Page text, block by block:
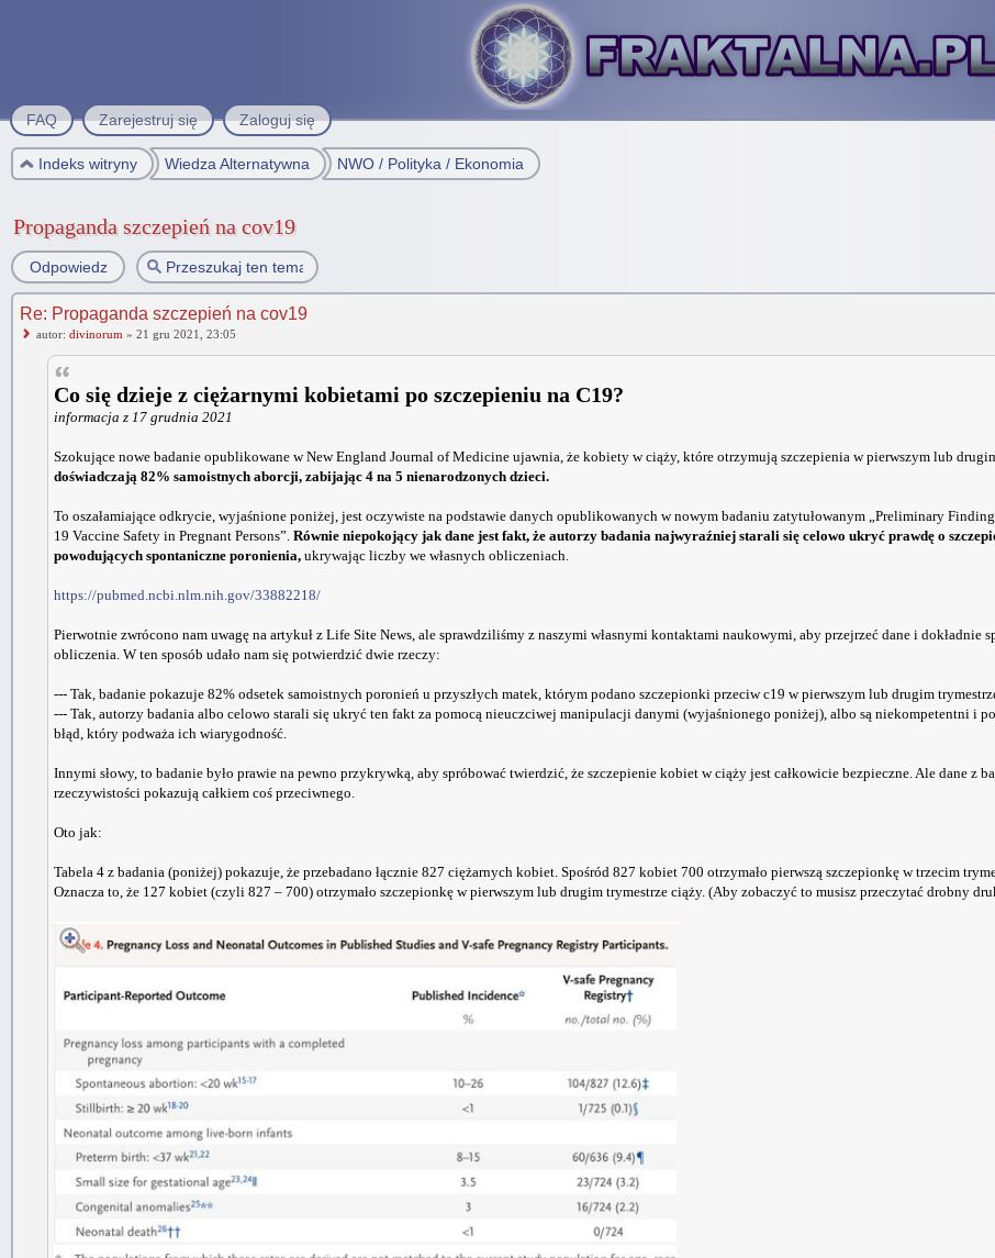
FAQ Zarejestruj się Zaloguj się
Indeks witryny Wiedza Alternatywna NWO / Polityka / Ekonomia
Propaganda szczepień na cov19
Odpowiedz
Re: Propaganda szczepień na cov19
autor: divinorum » 21 gru 2021, 23:05
Co się dzieje z ciężarnymi kobietami po szczepieniu na C19?
informacja z 17 grudnia 2021
Szokujące nowe badanie opublikowane w New England Journal of Medicine ujawnia, że ​​kobiety w ciąży, które otrzymują szczepienia w pierwszym lub
doświadczają 82% samoistnych aborcji, zabijając 4 na 5 nienarodzonych dzieci.
To oszałamiające odkrycie, wyjaśnione poniżej, jest oczywiste na podstawie danych opublikowanych w nowym badaniu zatytułowanym „Preliminary
19 Vaccine Safety in Pregnant Persons”. Równie niepokojący jak dane jest fakt, że autorzy badania najwyraźniej starali się celowo ukryć prawdę o
powodujących spontaniczne poronienia, ukrywając liczby we własnych obliczeniach.
https://pubmed.ncbi.nlm.nih.gov/33882218/
Pierwotnie zwrócono nam uwagę na artykuł z Life Site News, ale sprawdziliśmy z naszymi własnymi kontaktami naukowymi, aby przejrzeć dane i dokładnie
obliczenia. W ten sposób udało nam się potwierdzić dwie rzeczy:
--- Tak, badanie pokazuje 82% odsetek samoistnych poronień u przyszłych matek, którym podano szczepionki przeciw c19 w pierwszym lub drugim
--- Tak, autorzy badania albo celowo starali się ukryć ten fakt za pomocą nieuczciwej manipulacji danymi (wyjaśnionego poniżej), albo są niekompetentni i
błąd, który podważa ich wiarygodność.
Innymi słowy, to badanie było prawie na pewno przykrywką, aby spróbować twierdzić, że szczepienie kobiet w ciąży jest całkowicie bezpieczne. Ale dane z
rzeczywistości pokazują całkiem coś przeciwnego.
Oto jak:
Tabela 4 z badania (poniżej) pokazuje, że przebadano łącznie 827 ciężarnych kobiet. Spośród 827 kobiet 700 otrzymało pierwszą szczepionkę w trzecim
Oznacza to, że 127 kobiet (czyli 827 – 700) otrzymało szczepionkę w pierwszym lub drugim trymestrze ciąży. (Aby zobaczyć to musisz przeczytać drobny